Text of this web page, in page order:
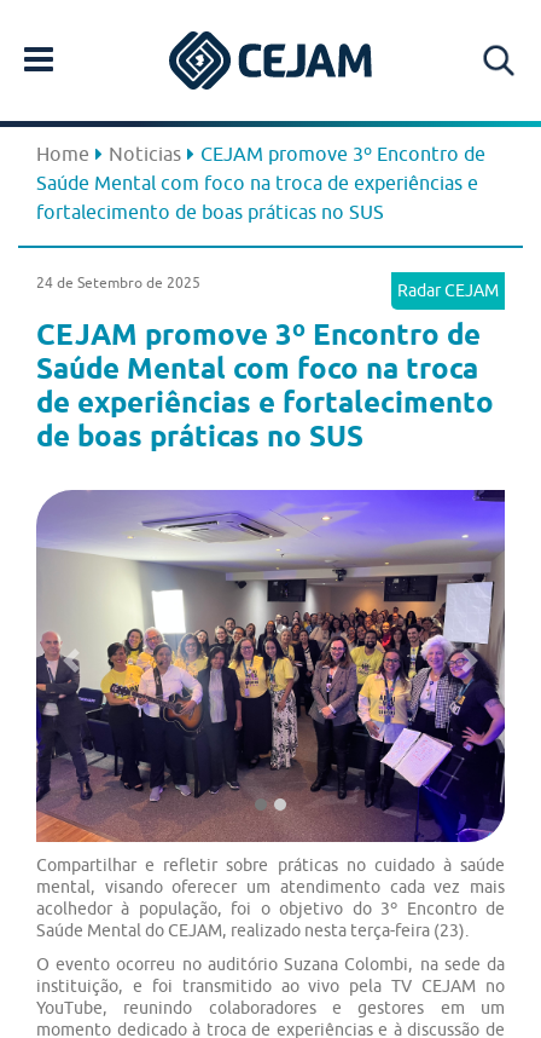
Home Noticias
CEJAM promove 3º Encontro de
Saúde Mental com foco na troca de experiências e
fortalecimento de boas práticas no SUS
Radar CEJAM
24 de Setembro de 2025
CEJAM promove 3º Encontro de
Saúde Mental com foco na troca
de experiências e fortalecimento
de boas práticas no SUS
Previous Next
Compartilhar e refletir sobre práticas no cuidado à saúde
mental, visando oferecer um atendimento cada vez mais
acolhedor à população, foi o objetivo do 3º Encontro de
Saúde Mental do CEJAM, realizado nesta terça-feira (23).
O evento ocorreu no auditório Suzana Colombi, na sede da
instituição, e foi transmitido ao vivo pela TV CEJAM no
YouTube, reunindo colaboradores e gestores em um
momento dedicado à troca de experiências e à discussão de